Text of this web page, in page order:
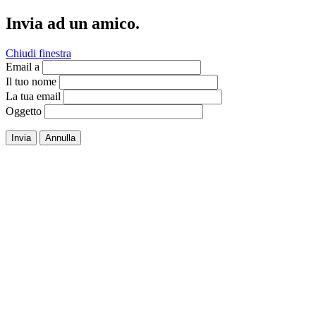
Invia ad un amico.
Chiudi finestra
Email a
Il tuo nome
La tua email
Oggetto
Invia Annulla